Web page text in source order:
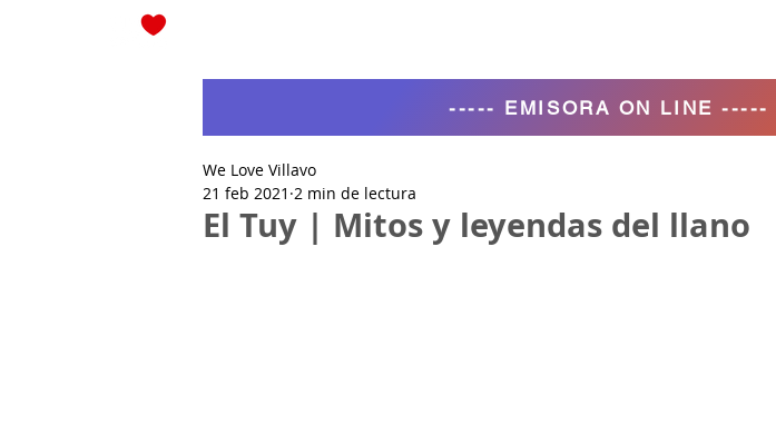
El Tuy | Mitos y leyendas del llano
We Love Villavo
21 feb 2021 2 min de lectura
----- EMISORA ON LINE -----